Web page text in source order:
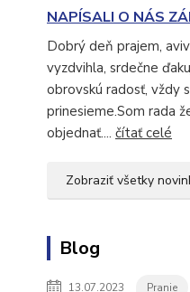
NAPÍSALI O NÁS
Dobrý deň prajem,
vyzdvihla, srdečne
obrovskú radosť, vždy
prinesieme.Som rada
objednať.... čítať celé
Zobraziť všetky
Blog
13.07.2023 Pranie